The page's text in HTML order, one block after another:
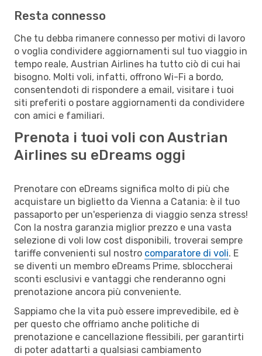
Resta connesso
Che tu debba rimanere connesso per motivi di lavoro
o voglia condividere aggiornamenti sul tuo viaggio in
tempo reale, Austrian Airlines ha tutto ciò di cui hai
bisogno. Molti voli, infatti, offrono Wi-Fi a bordo,
consentendoti di rispondere a email, visitare i tuoi
siti preferiti o postare aggiornamenti da condividere
con amici e familiari.
Prenota i tuoi voli con Austrian
Airlines su eDreams oggi
Prenotare con eDreams significa molto di più che
acquistare un biglietto da Vienna a Catania: è il tuo
passaporto per un'esperienza di viaggio senza stress!
Con la nostra garanzia miglior prezzo e una vasta
selezione di voli low cost disponibili, troverai sempre
tariffe convenienti sul nostro comparatore di voli. E
se diventi un membro eDreams Prime, sbloccherai
sconti esclusivi e vantaggi che renderanno ogni
prenotazione ancora più conveniente.
Sappiamo che la vita può essere imprevedibile, ed è
per questo che offriamo anche politiche di
prenotazione e cancellazione flessibili, per garantirti
di poter adattarti a qualsiasi cambiamento